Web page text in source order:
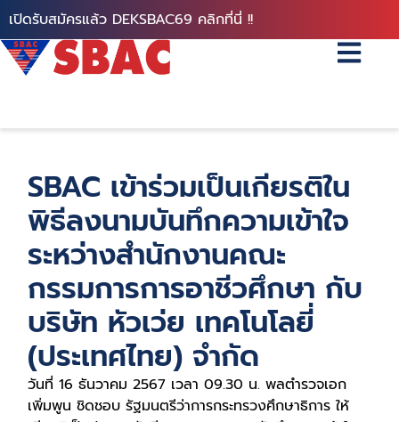
เปิดรับสมัครแล้ว DEKSBAC69 คลิกที่นี่ !!
SBAC เข้าร่วมเป็นเกียรติใน
พิธีลงนามบันทึกความเข้าใจ
ระหว่างสำนักงานคณะ
กรรมการการอาชีวศึกษา กับ
บริษัท หัวเว่ย เทคโนโลยี่
(ประเทศไทย) จำกัด
วันที่ 16 ธันวาคม 2567 เวลา 09.30 น.พลตำรวจเอก
เพิ่มพูน ชิดชอบ รัฐมนตรีว่าการกระทรวงศึกษาธิการ ให้